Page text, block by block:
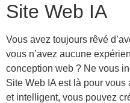
Site Web IA
Vous avez toujours rêvé
vous n’avez aucune
conception web ? Ne vous
Site Web IA est là pour vous
et intelligent, vous pouvez